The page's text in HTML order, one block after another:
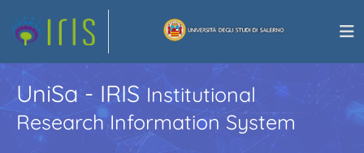
UniSa - IRISInstitutional
Research Information System